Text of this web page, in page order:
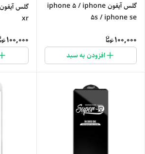
گلس آیفون iphone 5 / iphone
5s / iphone se
100,000
افزودن به سبد
xr
100,000